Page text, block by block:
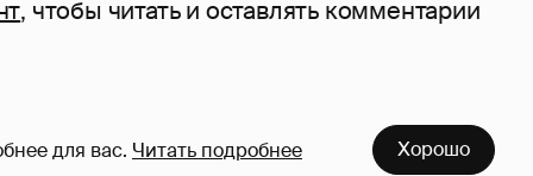
для вас. Читать подробнее Хорошо
, чтобы читать и оставлять комментарии